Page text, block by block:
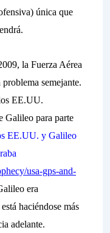
única que
la Fuerza Aérea
semejante.
EE.UU.
Galileo para parte
EE.UU. y Galileo
usa-gps-and-
era
haciéndose más
adelante.